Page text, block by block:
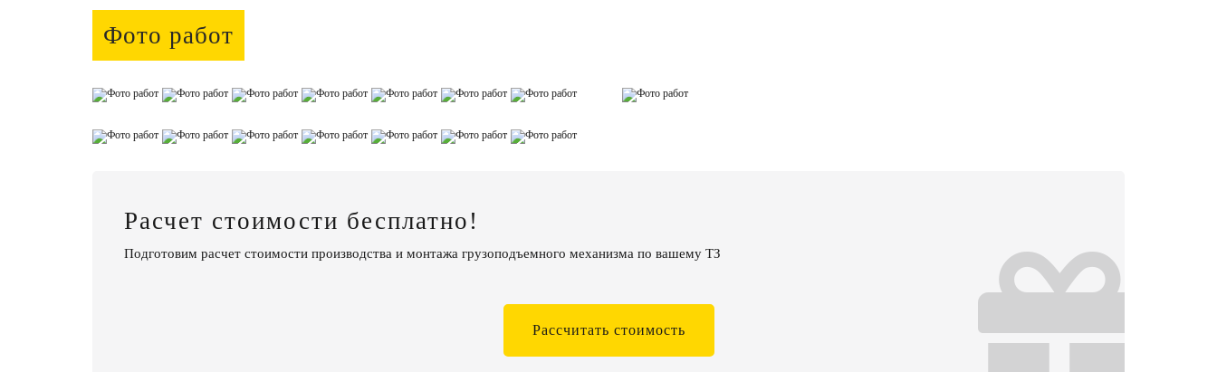
Фото работ
Расчет стоимости бесплатно!
Подготовим расчет стоимости производства и монтажа грузоподъемного механизма по вашему ТЗ
Рассчитать стоимость